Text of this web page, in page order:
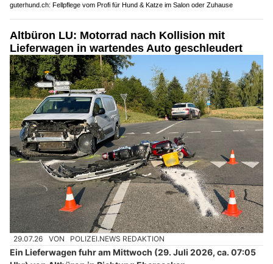
guterhund.ch: Fellpflege vom Profi für Hund & Katze im Salon oder Zuhause
Altbüron LU: Motorrad nach Kollision mit
Lieferwagen in wartendes Auto geschleudert
29.07.26 VON POLIZEI.NEWS REDAKTION
Ein Lieferwagen fuhr am Mittwoch (29. Juli 2026, ca. 07:05